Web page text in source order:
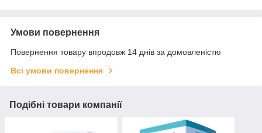
Умови повернення
Повернення товару впродовж 14 днів за домовленістю
Всі умови повернення
Подібні товари компанії